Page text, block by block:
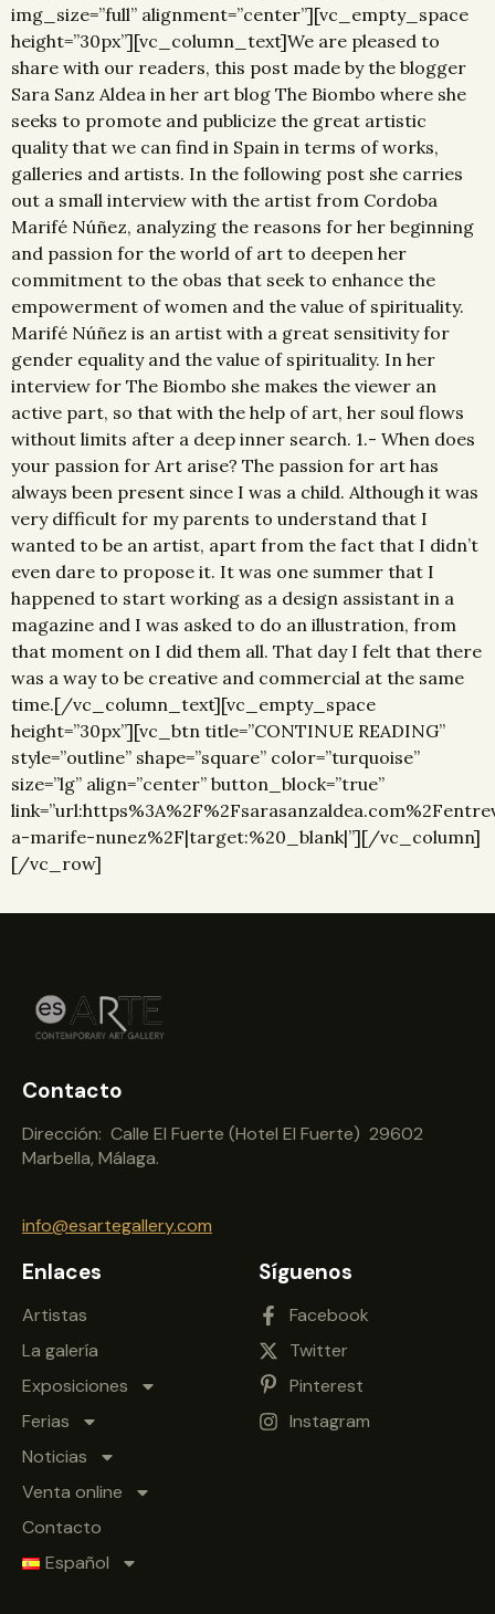
img_size=”full” alignment=”center”][vc_empty_space
height=”30px”][vc_column_text]We are pleased to
share with our readers, this post made by the blogger
Sara Sanz Aldea in her art blog The Biombo where she
seeks to promote and publicize the great artistic
quality that we can find in Spain in terms of works,
galleries and artists. In the following post she carries
out a small interview with the artist from Cordoba
Marifé Núñez, analyzing the reasons for her beginning
and passion for the world of art to deepen her
commitment to the obas that seek to enhance the
empowerment of women and the value of spirituality.
Marifé Núñez is an artist with a great sensitivity for
gender equality and the value of spirituality. In her
interview for The Biombo she makes the viewer an
active part, so that with the help of art, her soul flows
without limits after a deep inner search. 1.- When does
your passion for Art arise? The passion for art has
always been present since I was a child. Although it was
very difficult for my parents to understand that I
wanted to be an artist, apart from the fact that I didn’t
even dare to propose it. It was one summer that I
happened to start working as a design assistant in a
magazine and I was asked to do an illustration, from
that moment on I did them all. That day I felt that there
was a way to be creative and commercial at the same
time.[/vc_column_text][vc_empty_space
height=”30px”][vc_btn title=”CONTINUE READING”
style=”outline” shape=”square” color=”turquoise”
size=”lg” align=”center” button_block=”true”
a-marife-nunez%2F|target:%20_blank|”][/vc_column]
[/vc_row]
Contacto
Dirección: Calle El Fuerte (Hotel El Fuerte) 29602
Marbella, Málaga.
info@esartegallery.com
Enlaces
Artistas
La galería
Exposiciones
Ferias
Noticias
Venta online
Contacto
Español
Síguenos
Facebook
Twitter
Pinterest
Instagram